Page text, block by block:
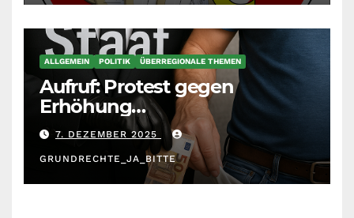
ALLGEMEIN POLITIK ÜBERREGIONALE THEMEN
Aufruf: Protest gegen
Erhöhung
Krankenkassenbeiträge
7. DEZEMBER 2025
GRUNDRECHTE_JA_BITTE